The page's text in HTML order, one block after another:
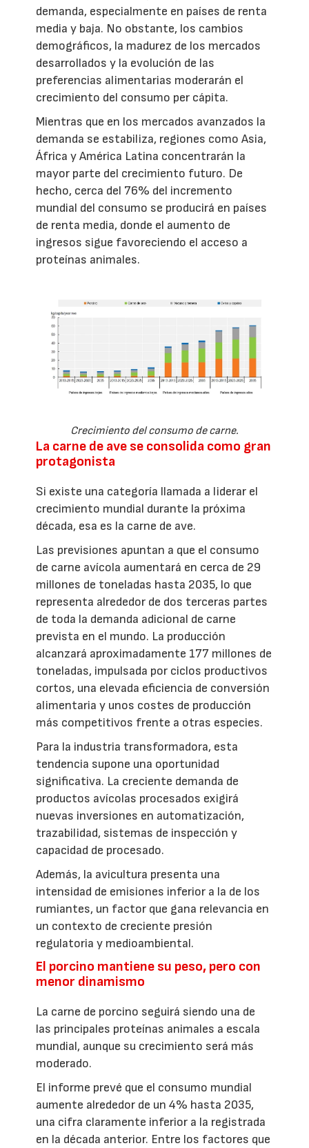
demanda, especialmente en países de renta
media y baja. No obstante, los cambios
demográficos, la madurez de los mercados
desarrollados y la evolución de las
preferencias alimentarias moderarán el
crecimiento del consumo per cápita.
Mientras que en los mercados avanzados la
demanda se estabiliza, regiones como Asia,
África y América Latina concentrarán la
mayor parte del crecimiento futuro. De
hecho, cerca del 76% del incremento
mundial del consumo se producirá en países
de renta media, donde el aumento de
ingresos sigue favoreciendo el acceso a
proteínas animales.
Crecimiento del consumo de carne.
La carne de ave se consolida como gran
protagonista
Si existe una categoría llamada a liderar el
crecimiento mundial durante la próxima
década, esa es la carne de ave.
Las previsiones apuntan a que el consumo
de carne avícola aumentará en cerca de 29
millones de toneladas hasta 2035, lo que
representa alrededor de dos terceras partes
de toda la demanda adicional de carne
prevista en el mundo. La producción
alcanzará aproximadamente 177 millones de
toneladas, impulsada por ciclos productivos
cortos, una elevada eficiencia de conversión
alimentaria y unos costes de producción
más competitivos frente a otras especies.
Para la industria transformadora, esta
tendencia supone una oportunidad
significativa. La creciente demanda de
productos avícolas procesados exigirá
nuevas inversiones en automatización,
trazabilidad, sistemas de inspección y
capacidad de procesado.
Además, la avicultura presenta una
intensidad de emisiones inferior a la de los
rumiantes, un factor que gana relevancia en
un contexto de creciente presión
regulatoria y medioambiental.
El porcino mantiene su peso, pero con
menor dinamismo
La carne de porcino seguirá siendo una de
las principales proteínas animales a escala
mundial, aunque su crecimiento será más
moderado.
El informe prevé que el consumo mundial
aumente alrededor de un 4% hasta 2035,
una cifra claramente inferior a la registrada
en la década anterior. Entre los factores que